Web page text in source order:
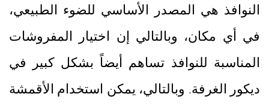
النوافذ هي المصدر الأساسي للضوء الطبيعي،
في أي مكان، وبالتالي إن اختيار المفروشات
المناسبة للنوافذ تساهم أيضاً بشكل كبير في
ديكور الغرفة. وبالتالي، يمكن استخدام الأقمشة